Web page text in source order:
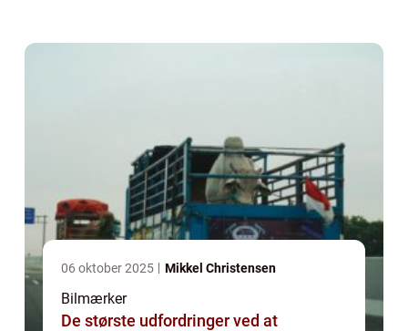
06 oktober 2025 Mikkel Christensen
Bilmærker
De største udfordringer ved at